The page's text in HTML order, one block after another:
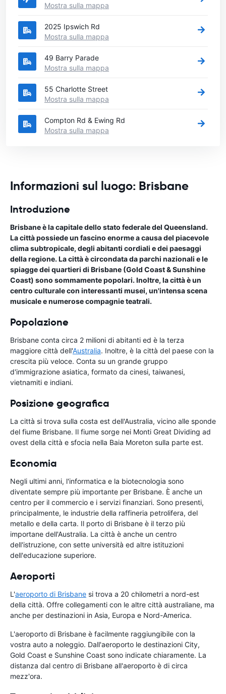
Mostra sulla mappa
2025 Ipswich Rd
Mostra sulla mappa
49 Barry Parade
Mostra sulla mappa
55 Charlotte Street
Mostra sulla mappa
Compton Rd & Ewing Rd
Mostra sulla mappa
Informazioni sul luogo: Brisbane
Introduzione
Brisbane è la capitale dello stato federale del Queensland.
La città possiede un fascino enorme a causa del piacevole
clima subtropicale, degli abitanti cordiali e dei paesaggi
della regione. La città è circondata da parchi nazionali e le
spiagge dei quartieri di Brisbane (Gold Coast & Sunshine
Coast) sono sommamente popolari. Inoltre, la città è un
centro culturale con interessanti musei, un'intensa scena
musicale e numerose compagnie teatrali.
Popolazione
Brisbane conta circa 2 milioni di abitanti ed è la terza
maggiore città dell'Australia. Inoltre, è la città del paese con la
crescita più veloce. Conta su un grande gruppo
d'immigrazione asiatica, formato da cinesi, taiwanesi,
vietnamiti e indiani.
Posizione geografica
La città si trova sulla costa est dell'Australia, vicino alle sponde
del fiume Brisbane. Il fiume sorge nei Monti Great Dividing ad
ovest della città e sfocia nella Baia Moreton sulla parte est.
Economia
Negli ultimi anni, l'informatica e la biotecnologia sono
diventate sempre più importante per Brisbane. È anche un
centro per il commercio e i servizi finanziari. Sono presenti,
principalmente, le industrie della raffineria petrolifera, del
metallo e della carta. Il porto di Brisbane è il terzo più
importane dell'Australia. La città è anche un centro
dell'istruzione, con sette università ed altre istituzioni
dell'educazione superiore.
Aeroporti
L'aeroporto di Brisbane si trova a 20 chilometri a nord-est
della città. Offre collegamenti con le altre città australiane, ma
anche per destinazioni in Asia, Europa e Nord-America.
L'aeroporto di Brisbane è facilmente raggiungibile con la
vostra auto a noleggio. Dall'aeroporto le destinazioni City,
Gold Coast e Sunshine Coast sono indicate chiaramente. La
distanza dal centro di Brisbane all'aeroporto è di circa
mezz'ora.